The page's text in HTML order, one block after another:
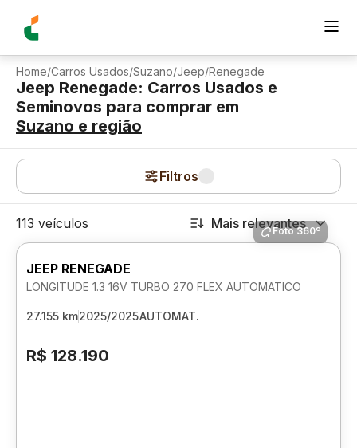
Home/Carros Usados/Suzano/Jeep/Renegade
Jeep Renegade: Carros Usados e
Seminovos para comprar em
Suzano e região
Filtros
113 veículos Mais relevantes
Foto 360º
JEEP RENEGADE
LONGITUDE 1.3 16V TURBO 270 FLEX AUTOMATICO
27.155 km2025/2025AUTOMAT.
R$ 128.190